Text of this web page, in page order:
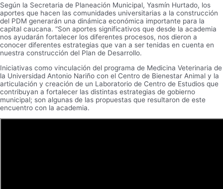
Según la Secretaria de Planeación Municipal, Yasmín Hurtado, los
aportes que hacen las comunidades universitarias a la construcción
del PDM generarán una dinámica económica importante para la
capital caucana. “Son aportes significativos que desde la academia
nos ayudarán fortalecer los diferentes procesos, nos dieron a
conocer diferentes estrategias que van a ser tenidas en cuenta en
nuestra construcción del Plan de Desarrollo.
Iniciativas como vinculación del programa de Medicina Veterinaria de
la Universidad Antonio Nariño con el Centro de Bienestar Animal y la
articulación y creación de un Laboratorio de Centro de Estudios que
contribuyan a fortalecer las distintas estrategias de gobierno
municipal; son algunas de las propuestas que resultaron de este
encuentro con la academia.